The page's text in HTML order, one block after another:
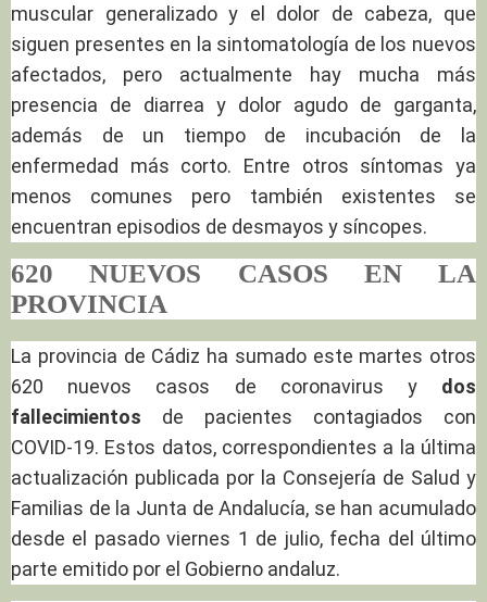
muscular generalizado y el dolor de cabeza, que
siguen presentes en la sintomatología de los nuevos
afectados, pero actualmente hay mucha más
presencia de diarrea y dolor agudo de garganta,
además de un tiempo de incubación de la
enfermedad más corto. Entre otros síntomas ya
menos comunes pero también existentes se
encuentran episodios de desmayos y síncopes.
620 NUEVOS CASOS EN LA
PROVINCIA
La provincia de Cádiz ha sumado este martes otros
620 nuevos casos de coronavirus y dos
fallecimientos de pacientes contagiados con
COVID-19. Estos datos, correspondientes a la última
actualización publicada por la Consejería de Salud y
Familias de la Junta de Andalucía, se han acumulado
desde el pasado viernes 1 de julio, fecha del último
parte emitido por el Gobierno andaluz.